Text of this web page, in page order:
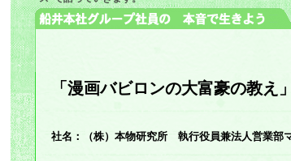
「漫画バビロンの大富豪の教え
社名：（株）本物研究所 執行役員兼法人営業部